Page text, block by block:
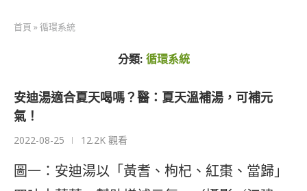
首頁 »循環系統
分類: 循環系統
安迪湯適合夏天喝嗎？醫：夏天溫補湯，可補元
氣！
2022-08-25 12.2K 觀看
圖一：安迪湯以「黃耆、枸杞、紅棗、當歸」